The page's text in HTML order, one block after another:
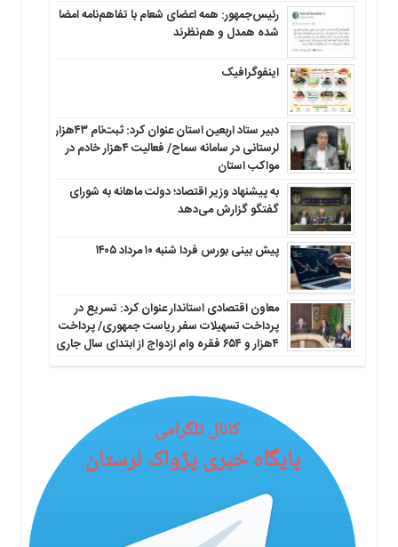
رئیس‌جمهور: همه اعضای شعام با تفاهم‌نامه امضا
شده همدل و هم‌نظرند
اینفوگرافیک
دبیر ستاد اربعین استان عنوان کرد: ثبت‌نام ۴۳هزار
لرستانی در سامانه سماح/ فعالیت ۴هزار خادم در
مواکب استان
به پیشنهاد وزیر اقتصاد؛ دولت ماهانه به شورای
گفتگو گزارش می‌دهد
پیش بینی بورس فردا شنبه ۱۰ مرداد ۱۴۰۵
معاون اقتصادی استاندار عنوان کرد: تسریع در
پرداخت تسهیلات سفر ریاست جمهوری/ پرداخت
۴هزار و ۶۵۴ فقره وام ازدواج از ابتدای سال جاری